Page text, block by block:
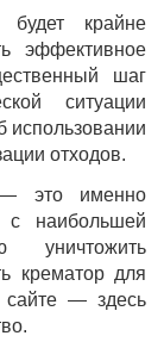
будет крайне
эффективное
шаг
ситуации
использовании
отходов.
— это именно
с наибольшей
уничтожить
крематор для
— здесь